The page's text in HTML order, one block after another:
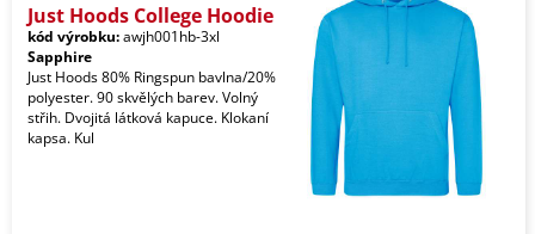
Just Hoods College Hoodie
kód výrobku:awjh001hb-3xl
Sapphire
Just Hoods 80% Ringspun bavlna/20%
polyester. 90 skvělých barev. Volný
střih. Dvojitá látková kapuce. Klokaní
kapsa. Kul